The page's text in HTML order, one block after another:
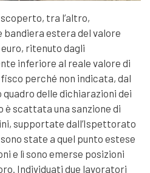
tra l’altro,
bandiera estera del valore
ritenuto dagli
inferiore al reale valore di
perché non indicata, dal
quadro delle dichiarazioni dei
scattata una sanzione di
supportate dall’Ispettorato
state a quel punto estese
e lì sono emerse posizioni
Individuati due lavoratori